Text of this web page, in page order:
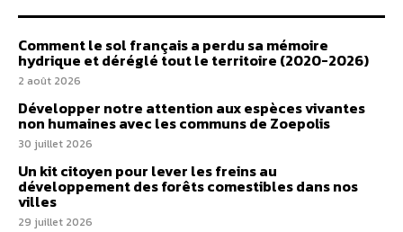
Comment le sol français a perdu sa mémoire
hydrique et déréglé tout le territoire (2020-2026)
2 août 2026
Développer notre attention aux espèces vivantes
non humaines avec les communs de Zoepolis
30 juillet 2026
Un kit citoyen pour lever les freins au
développement des forêts comestibles dans nos
villes
29 juillet 2026